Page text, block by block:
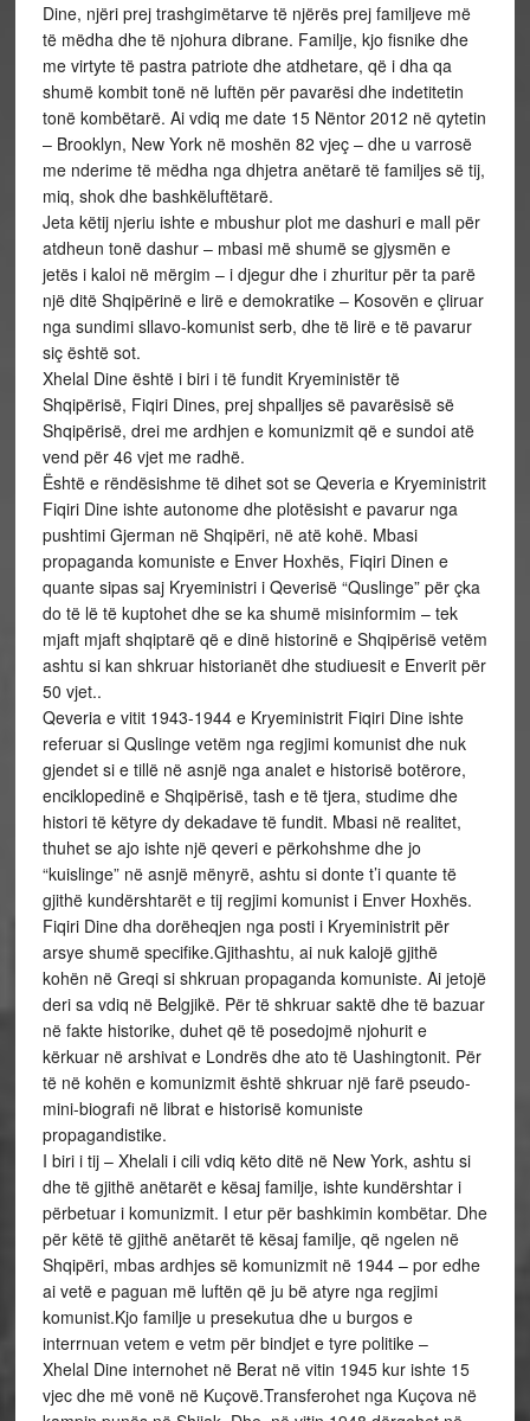
Dine, njëri prej trashgimëtarve të njërës prej familjeve më
të mëdha dhe të njohura dibrane. Familje, kjo fisnike dhe
me virtyte të pastra patriote dhe atdhetare, që i dha qa
shumë kombit tonë në luftën për pavarësi dhe indetitetin
tonë kombëtarë. Ai vdiq me date 15 Nëntor 2012 në qytetin
– Brooklyn, New York në moshën 82 vjeç – dhe u varrosë
me nderime të mëdha nga dhjetra anëtarë të familjes së tij,
miq, shok dhe bashkëluftëtarë.
Jeta këtij njeriu ishte e mbushur plot me dashuri e mall për
atdheun tonë dashur – mbasi më shumë se gjysmën e
jetës i kaloi në mërgim – i djegur dhe i zhuritur për ta parë
një ditë Shqipërinë e lirë e demokratike – Kosovën e çliruar
nga sundimi sllavo-komunist serb, dhe të lirë e të pavarur
siç është sot.
Xhelal Dine është i biri i të fundit Kryeministër të
Shqipërisë, Fiqiri Dines, prej shpalljes së pavarësisë së
Shqipërisë, drei me ardhjen e komunizmit që e sundoi atë
vend për 46 vjet me radhë.
Është e rëndësishme të dihet sot se Qeveria e Kryeministrit
Fiqiri Dine ishte autonome dhe plotësisht e pavarur nga
pushtimi Gjerman në Shqipëri, në atë kohë. Mbasi
propaganda komuniste e Enver Hoxhës, Fiqiri Dinen e
quante sipas saj Kryeministri i Qeverisë “Quslinge” për çka
do të lë të kuptohet dhe se ka shumë misinformim – tek
mjaft mjaft shqiptarë që e dinë historinë e Shqipërisë vetëm
ashtu si kan shkruar historianët dhe studiuesit e Enverit për
50 vjet..
Qeveria e vitit 1943-1944 e Kryeministrit Fiqiri Dine ishte
referuar si Quslinge vetëm nga regjimi komunist dhe nuk
gjendet si e tillë në asnjë nga analet e historisë botërore,
enciklopedinë e Shqipërisë, tash e të tjera, studime dhe
histori të këtyre dy dekadave të fundit. Mbasi në realitet,
thuhet se ajo ishte një qeveri e përkohshme dhe jo
“kuislinge” në asnjë mënyrë, ashtu si donte t’i quante të
gjithë kundërshtarët e tij regjimi komunist i Enver Hoxhës.
Fiqiri Dine dha dorëheqjen nga posti i Kryeministrit për
arsye shumë specifike.Gjithashtu, ai nuk kalojë gjithë
kohën në Greqi si shkruan propaganda komuniste. Ai jetojë
deri sa vdiq në Belgjikë. Për të shkruar saktë dhe të bazuar
në fakte historike, duhet që të posedojmë njohurit e
kërkuar në arshivat e Londrës dhe ato të Uashingtonit. Për
të në kohën e komunizmit është shkruar një farë pseudo-
mini-biografi në librat e historisë komuniste
propagandistike.
I biri i tij – Xhelali i cili vdiq këto ditë në New York, ashtu si
dhe të gjithë anëtarët e kësaj familje, ishte kundërshtar i
përbetuar i komunizmit. I etur për bashkimin kombëtar. Dhe
për këtë të gjithë anëtarët të kësaj familje, që ngelen në
Shqipëri, mbas ardhjes së komunizmit në 1944 – por edhe
ai vetë e paguan më luftën që ju bë atyre nga regjimi
komunist.Kjo familje u presekutua dhe u burgos e
interrnuan vetem e vetm për bindjet e tyre politike –
Xhelal Dine internohet në Berat në vitin 1945 kur ishte 15
vjec dhe më vonë në Kuçovë.Transferohet nga Kuçova në